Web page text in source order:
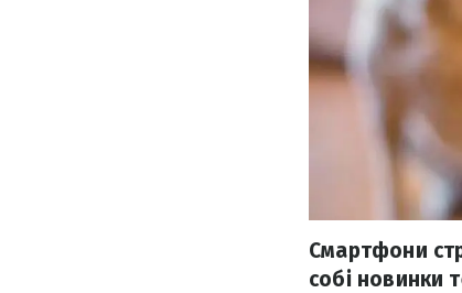
Смартфони
собі новинки